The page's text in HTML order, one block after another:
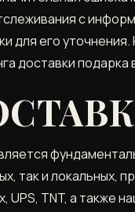
с
для его уточнения.
доставки подарка
так и локальных,
UPS, TNT, а также